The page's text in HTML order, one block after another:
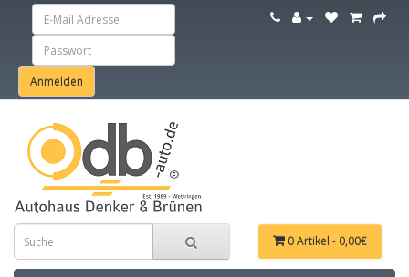
0 Artikel - 0,00€